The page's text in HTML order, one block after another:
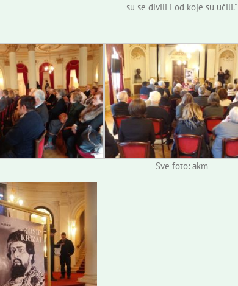
su se divili i od koje su učili.”
Sve foto: akm